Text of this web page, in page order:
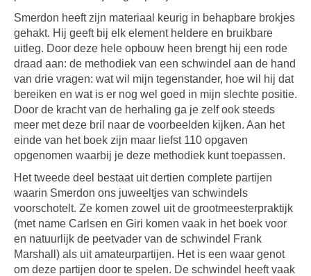
Smerdon heeft zijn materiaal keurig in behapbare brokjes
gehakt. Hij geeft bij elk element heldere en bruikbare
uitleg. Door deze hele opbouw heen brengt hij een rode
draad aan: de methodiek van een schwindel aan de hand
van drie vragen: wat wil mijn tegenstander, hoe wil hij dat
bereiken en wat is er nog wel goed in mijn slechte positie.
Door de kracht van de herhaling ga je zelf ook steeds
meer met deze bril naar de voorbeelden kijken. Aan het
einde van het boek zijn maar liefst 110 opgaven
opgenomen waarbij je deze methodiek kunt toepassen.
Het tweede deel bestaat uit dertien complete partijen
waarin Smerdon ons juweeltjes van schwindels
voorschotelt. Ze komen zowel uit de grootmeesterpraktijk
(met name Carlsen en Giri komen vaak in het boek voor
en natuurlijk de peetvader van de schwindel Frank
Marshall) als uit amateurpartijen. Het is een waar genot
om deze partijen door te spelen. De schwindel heeft vaak